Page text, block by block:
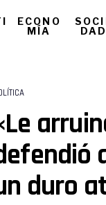
ECONO
MÍA
DAD
duro